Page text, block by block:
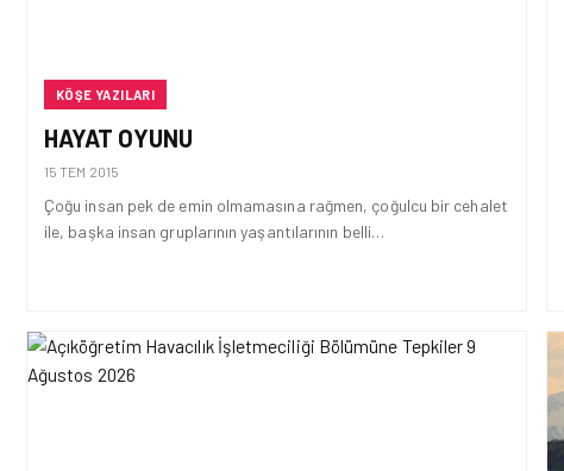
KÖŞE YAZILARI
HAYAT OYUNU
15 TEM 2015
Çoğu insan pek de emin olmamasına rağmen, çoğulcu bir cehalet
ile, başka insan gruplarının yaşantılarının belli…